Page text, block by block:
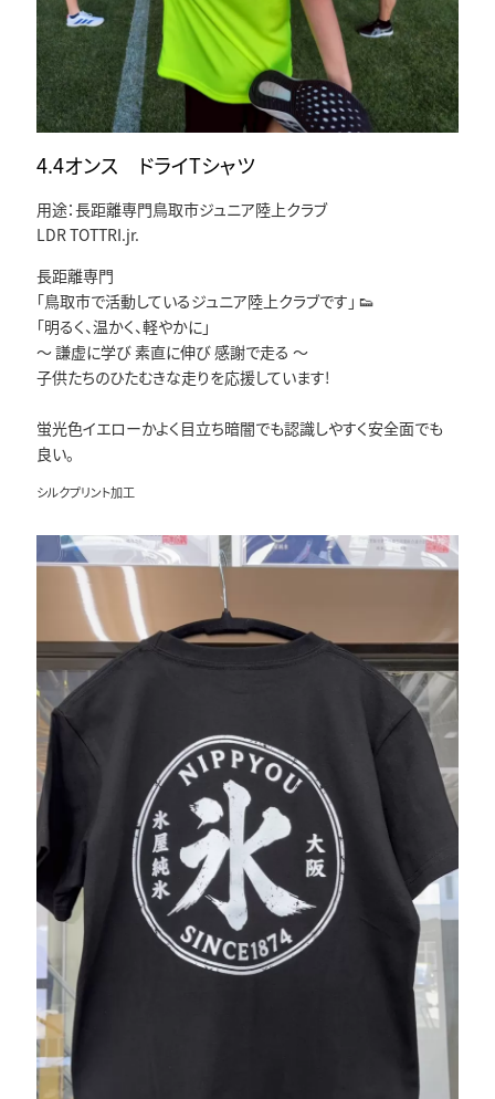
4.4オンス ドライTシャツ
用途：長距離専門鳥取市ジュニア陸上クラブ
LDR TOTTRI.jr.
長距離専門
「鳥取市で活動しているジュニア陸上クラブです」 👟
「明るく、温かく、軽やかに」
〜 謙虚に学び 素直に伸び 感謝で走る 〜
子供たちのひたむきな走りを応援しています!
蛍光色イエローかよく目立ち暗闇でも認識しやすく安全面でも
良い。
シルクプリント加工